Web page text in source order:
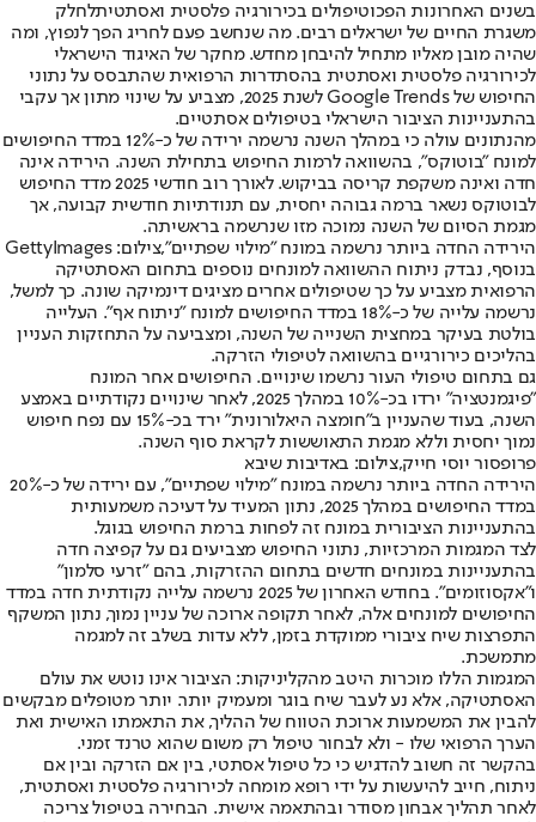
בשנים האחרונות הפכוטיפולים בכירורגיה פלסטית ואסתטיתלחלק
משגרת החיים של ישראלים רבים. מה שנחשב פעם לחריג הפך לנפוץ, ומה
שהיה מובן מאליו מתחיל להיבחן מחדש. מחקר של האיגוד הישראלי
לכירורגיה פלסטית ואסתטית בהסתדרות הרפואית שהתבסס על נתוני
החיפוש של Google Trends לשנת 2025, מצביע על שינוי מתון אך עקבי
בהתעניינות הציבור הישראלי בטיפולים אסתטיים.
מהנתונים עולה כי במהלך השנה נרשמה ירידה של כ-12% במדד החיפושים
למונח "בוטוקס", בהשוואה לרמות החיפוש בתחילת השנה. הירידה אינה
חדה ואינה משקפת קריסה בביקוש. לאורך רוב חודשי 2025 מדד החיפוש
לבוטוקס נשאר ברמה גבוהה יחסית, עם תנודתיות חודשית קבועה, אך
מגמת הסיום של השנה נמוכה מזו שנרשמה בראשיתה.
הירידה החדה ביותר נרשמה במונח "מילוי שפתיים",צילום: GettyImages
בנוסף, נבדק ניתוח ההשוואה למונחים נוספים בתחום האסתטיקה
הרפואית מצביע על כך שטיפולים אחרים מציגים דינמיקה שונה. כך למשל,
נרשמה עלייה של כ-18% במדד החיפושים למונח "ניתוח אף". העלייה
בולטת בעיקר במחצית השנייה של השנה, ומצביעה על התחזקות העניין
בהליכים כירורגיים בהשוואה לטיפולי הזרקה.
גם בתחום טיפולי העור נרשמו שינויים. החיפושים אחר המונח
"פיגמנטציה" ירדו בכ-10% במהלך 2025, לאחר שינויים נקודתיים באמצע
השנה, בעוד שהעניין ב"חומצה היאלורונית" ירד בכ-15% עם נפח חיפוש
נמוך יחסית וללא מגמת התאוששות לקראת סוף השנה.
פרופסור יוסי חייק,צילום: באדיבות שיבא
הירידה החדה ביותר נרשמה במונח "מילוי שפתיים", עם ירידה של כ-20%
במדד החיפושים במהלך 2025, נתון המעיד על דעיכה משמעותית
בהתעניינות הציבורית במונח זה לפחות ברמת החיפוש בגוגל.
לצד המגמות המרכזיות, נתוני החיפוש מצביעים גם על קפיצה חדה
בהתעניינות במונחים חדשים בתחום ההזרקות, בהם "זרעי סלמון"
ו"אקסוזומים". בחודש האחרון של 2025 נרשמה עלייה נקודתית חדה במדד
החיפושים למונחים אלה, לאחר תקופה ארוכה של עניין נמוך, נתון המשקף
התפרצות שיח ציבורי ממוקדת בזמן, ללא עדות בשלב זה למגמה
מתמשכת.
המגמות הללו מוכרות היטב מהקליניקות: הציבור אינו נוטש את עולם
האסתטיקה, אלא נע לעבר שיח בוגר ומעמיק יותר. יותר מטופלים מבקשים
להבין את המשמעות ארוכת הטווח של ההליך, את התאמתו האישית ואת
הערך הרפואי שלו - ולא לבחור טיפול רק משום שהוא טרנד זמני.
בהקשר זה חשוב להדגיש כי כל טיפול אסתטי, בין אם הזרקה ובין אם
ניתוח, חייב להיעשות על ידי רופא מומחה לכירורגיה פלסטית ואסתטית,
לאחר תהליך אבחון מסודר ובהתאמה אישית. הבחירה בטיפול צריכה